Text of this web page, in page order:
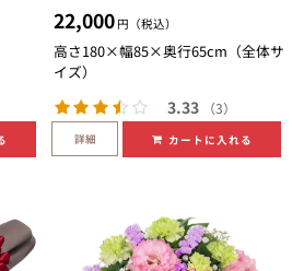
22,000 円（税込）
高さ180×幅85×奥行65cm（全体サ
イズ）
3.33 （3）
詳細 カートに入れる